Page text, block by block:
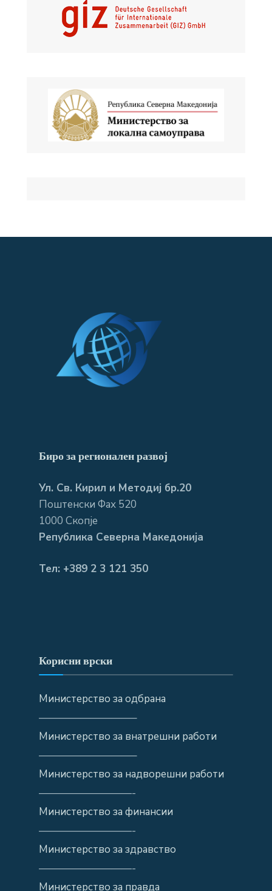
Биро за регионален развој
Ул. Св. Кирил и Методиј бр.20
Поштенски Фах 520
1000 Скопје
Република Северна Македонија
Тел: +389 2 3 121 350
Корисни врски
Министерство за одбрана
—————————–
Министерство за внатрешни работи
—————————–
Министерство за надворешни работи
—————————-
Министерство за финансии
—————————-
Министерство за здравство
—————————-
Министерство за правда